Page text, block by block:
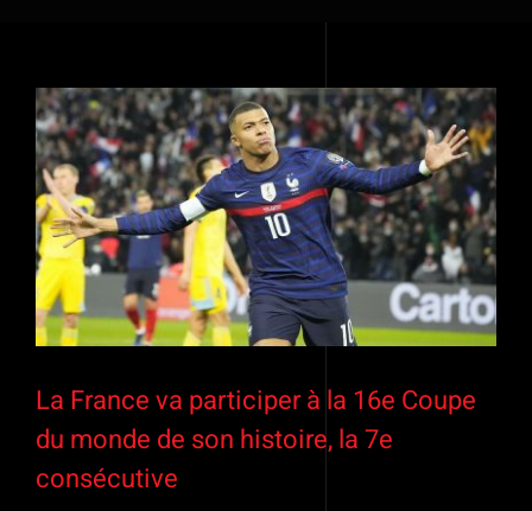
Voir
l'image
agrandie
La France va participer à la 16e Coupe
du monde de son histoire, la 7e
consécutive